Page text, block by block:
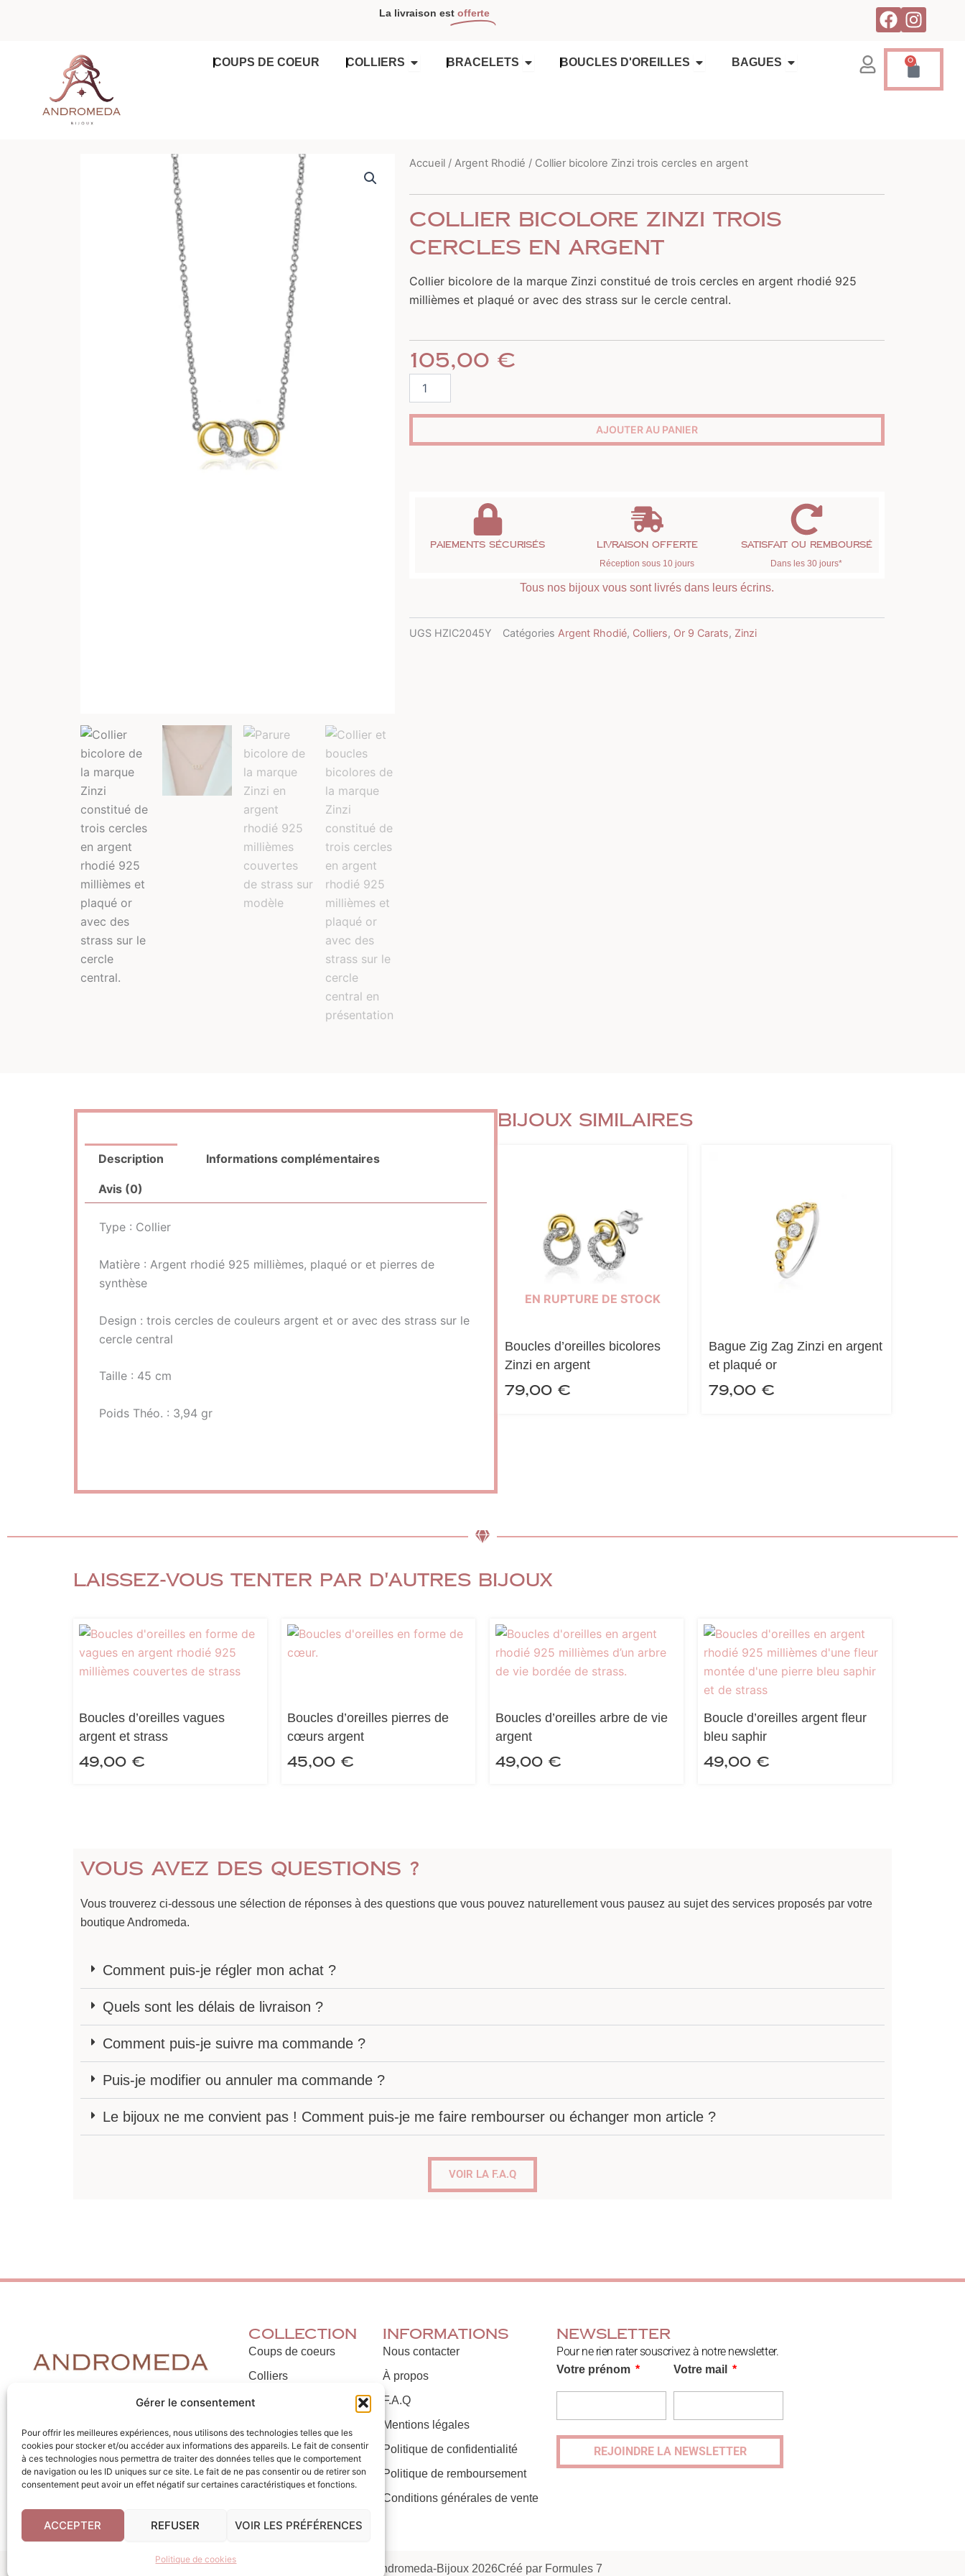
Gérer le consentement
Pour offrir les meilleures expériences, nous utilisons des technologies telles que les
cookies pour stocker et/ou accéder aux informations des appareils. Le fait de consentir
à ces technologies nous permettra de traiter des données telles que le comportement
de navigation ou les ID uniques sur ce site. Le fait de ne pas consentir ou de retirer son
consentement peut avoir un effet négatif sur certaines caractéristiques et fonctions.
ACCEPTER REFUSER VOIR LES PRÉFÉRENCES
Politique de cookies
La livraison est offerte
F
a
c
b
I
n
s
t
a
COUPS DE COEUR COLLIERS OUVRIR COLLIERS
BRACELETS OUVRIR BRACELETS
BOUCLES D'OREILLES BAGUES OUVRIR BAGUES 0
Accueil /Argent Rhodié / Collier bicolore Zinzi trois cercles en argent
Collier bicolore Zinzi trois
cercles en argent
Collier bicolore de la marque Zinzi constitué de trois cercles en argent rhodié 925
millièmes et plaqué or avec des strass sur le cercle central.
105,00€
AJOUTER AU PANIER
Paiements sécurisés Livraison offerte
Réception sous 10 jours
Satisfait ou remboursé
Dans les 30 jours*
Tous nos bijoux vous sont livrés dans leurs écrins.
UGS HZIC2045Y Catégories Argent Rhodié, Colliers, Or 9 Carats, Zinzi
Description Informations complémentaires
Avis (0)
Type : Collier
Matière : Argent rhodié 925 millièmes, plaqué or et pierres de
synthèse
Design : trois cercles de couleurs argent et or avec des strass sur le
cercle central
Taille : 45 cm
Poids Théo. : 3,94 gr
Bijoux similaires
EN RUPTURE DE STOCK
Boucles d’oreilles bicolores
Zinzi en argent
79,00€
Bague Zig Zag Zinzi en argent
et plaqué or
79,00€
Laissez-vous tenter par d'autres bijoux
Boucles d’oreilles vagues
argent et strass
49,00 €
Boucles d’oreilles pierres de
cœurs argent
45,00 €
Boucles d’oreilles arbre de vie
argent
49,00 €
Boucle d’oreilles argent fleur
bleu saphir
49,00 €
Vous avez des questions ?
Vous trouverez ci-dessous une sélection de réponses à des questions que vous pouvez naturellement vous pausez au sujet des services proposés par votre
boutique Andromeda.
Comment puis-je régler mon achat ?
Quels sont les délais de livraison ?
Comment puis-je suivre ma commande ?
Puis-je modifier ou annuler ma commande ?
Le bijoux ne me convient pas ! Comment puis-je me faire rembourser ou échanger mon article ?
VOIR LA F.A.Q
a
c
e
o
o
I
n
s
t
Collection
Coups de coeurs
Colliers
Bracelets
Bagues
Informations
Nous contacter
À propos
F.A.Q
Mentions légales
Politique de confidentialité
Politique de remboursement
Conditions générales de vente
Newsletter
Pour ne rien rater souscrivez à notre newsletter.
Votre prénom Votre mail
REJOINDRE LA NEWSLETTER
© Andromeda-Bijoux 2026Créé par Formules 7